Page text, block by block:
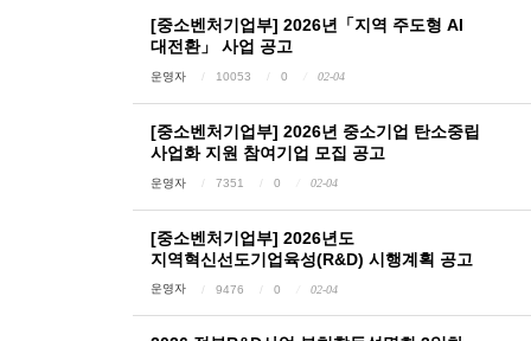
[중소벤처기업부] 2026년「지역 주도형 AI
대전환」 사업 공고
운영자 10053 0 02-04
[중소벤처기업부] 2026년 중소기업 탄소중립
사업화 지원 참여기업 모집 공고
운영자 7351 0 02-04
[중소벤처기업부] 2026년도
지역혁신선도기업육성(R&D) 시행계획 공고
운영자 9476 0 02-04